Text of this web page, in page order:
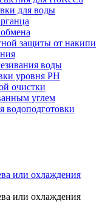
для воды
защиты от накипи
воды
уровня PH
очистки
углем
водоподготовки
или охлаждения
или охлаждения